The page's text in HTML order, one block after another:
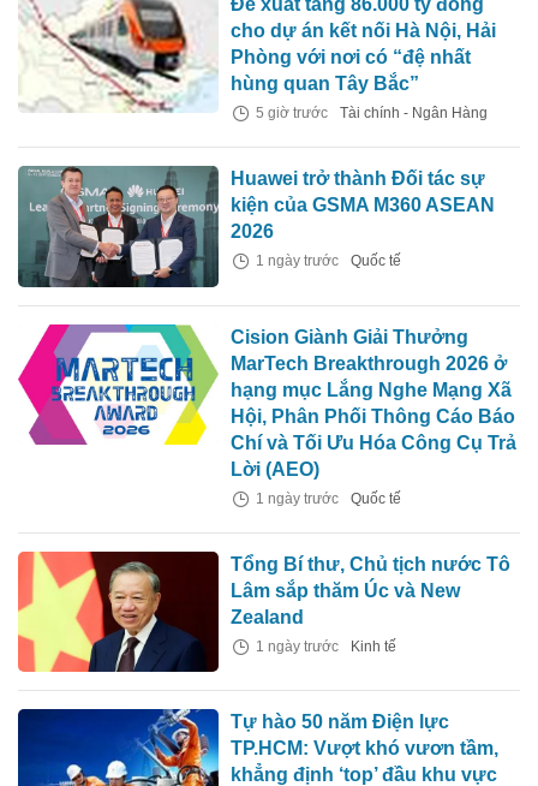
Đề xuất tăng 86.000 tỷ đồng
cho dự án kết nối Hà Nội, Hải
Phòng với nơi có “đệ nhất
hùng quan Tây Bắc”
5 giờ trước Tài chính - Ngân Hàng
Huawei trở thành Đối tác sự
kiện của GSMA M360 ASEAN
2026
1 ngày trước Quốc tế
Cision Giành Giải Thưởng
MarTech Breakthrough 2026 ở
hạng mục Lắng Nghe Mạng Xã
Hội, Phân Phối Thông Cáo Báo
Chí và Tối Ưu Hóa Công Cụ Trả
Lời (AEO)
1 ngày trước Quốc tế
Tổng Bí thư, Chủ tịch nước Tô
Lâm sắp thăm Úc và New
Zealand
1 ngày trước Kinh tế
Tự hào 50 năm Điện lực
TP.HCM: Vượt khó vươn tầm,
khẳng định ‘top’ đầu khu vực